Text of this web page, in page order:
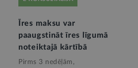
Īres maksu var
paaugstināt īres līgumā
noteiktajā kārtībā
Pirms 3 nedēļām,